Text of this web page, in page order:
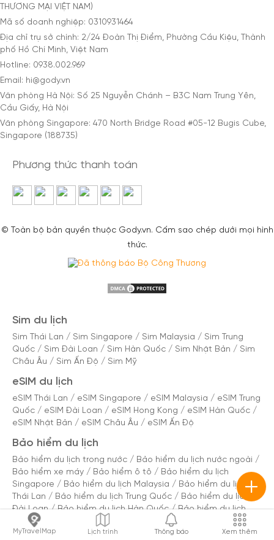
MyTravelMap Lịch trình Thông báo Xem thêm
THƯƠNG MẠI VIỆT NAM)
Mã số doanh nghiệp: 0310931464
Địa chỉ trụ sở chính: 2/24 Đoàn Thị Điểm, Phường Cầu Kiệu, Thành
phố Hồ Chí Minh, Việt Nam
Hotline: 0938.002.969
Email: hi@gody.vn
Văn phòng Hà Nội: Số 25 Nguyễn Chánh – B3C Nam Trung Yên,
Cầu Giấy, Hà Nội
Văn phòng Singapore: 470 North Bridge Road #05-12 Bugis Cube,
Singapore (188735)
Phương thức thanh toán
© Toàn bộ bản quyền thuộc Gody.vn. Cấm sao chép dưới mọi hình
thức.
Sim du lịch
Sim Thái Lan / Sim Singapore / Sim Malaysia / Sim Trung
Quốc / Sim Đài Loan / Sim Hàn Quốc / Sim Nhật Bản / Sim
Châu Âu / Sim Ấn Độ / Sim Mỹ
eSIM du lịch
eSIM Thái Lan / eSIM Singapore / eSIM Malaysia / eSIM Trung
Quốc / eSIM Đài Loan / eSIM Hong Kong / eSIM Hàn Quốc /
eSIM Nhật Bản / eSIM Châu Âu / eSIM Ấn Độ
Bảo hiểm du lịch
Bảo hiểm du lịch trong nước / Bảo hiểm du lịch nước ngoài /
Bảo hiểm xe máy / Bảo hiểm ô tô / Bảo hiểm du lịch
Singapore / Bảo hiểm du lịch Malaysia / Bảo hiểm du lịch
Thái Lan / Bảo hiểm du lịch Trung Quốc / Bảo hiểm du lịch
Đài Loan / Bảo hiểm du lịch Hàn Quốc / Bảo hiểm du lịch
Nhật Bản
Bảo hiểm du lịch Châu Âu / Bảo hiểm du lịch Mỹ
/ Bảo hiểm du lịch Úc